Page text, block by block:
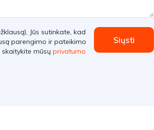
Jūs sutinkate, kad
parengimo ir pateikimo
mūsų privatumo
Siųsti